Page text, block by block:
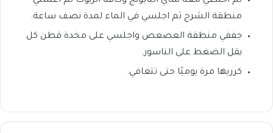
منطقة الشرج ثم اجلسي في الماء لمدة نصف ساعة.
جففي منطقة العصعص واجلسي على مخدة قطن كل
يقل الضغط على الناسور.
كرريها مرة يوميًا حتى تتعافي.